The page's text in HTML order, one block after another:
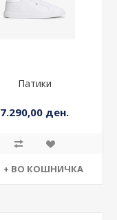
Патики
7.290,00 ден.
+ ВО КОШНИЧКА